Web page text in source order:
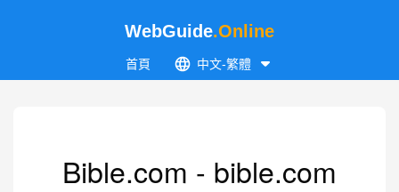
WebGuide.Online
首頁 中文-繁體
Bible.com - bible.com